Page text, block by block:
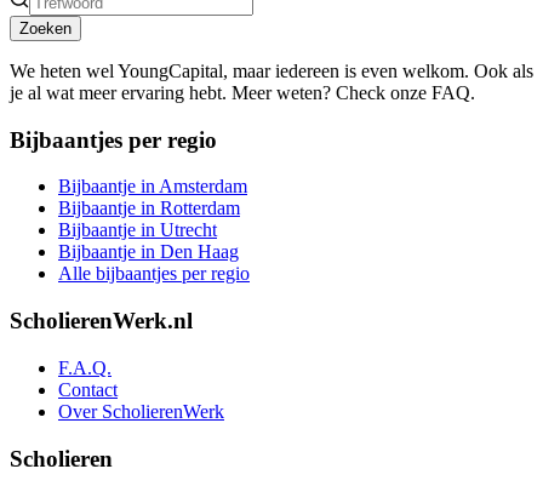
Zoeken
We heten wel YoungCapital, maar iedereen is even welkom. Ook als
je al wat meer ervaring hebt. Meer weten? Check onze FAQ.
Bijbaantjes per regio
Bijbaantje in Amsterdam
Bijbaantje in Rotterdam
Bijbaantje in Utrecht
Bijbaantje in Den Haag
Alle bijbaantjes per regio
ScholierenWerk.nl
F.A.Q.
Contact
Over ScholierenWerk
Scholieren